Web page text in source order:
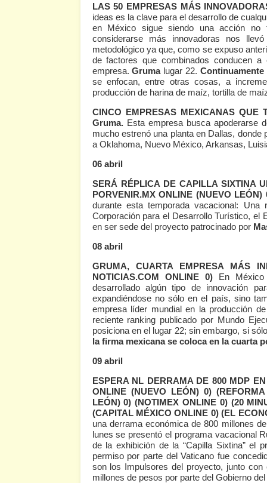
LAS 50 EMPRESAS MÁS
ideas es la clave para el desarrollo de
en México sigue siendo una acción no
considerarse más innovadoras nos
metodológico ya que, como se expuso
de factores que combinados conducen
empresa.Gruma lugar 22.
se enfocan, entre otras cosas, a
producción de harina de maíz, tortilla de
CINCO EMPRESAS MEXICANAS QUE
Gruma.Esta empresa busca apoderarse
mucho estrenó una planta en Dallas,
a Oklahoma, Nuevo México, Arkansas,
06 abril
SERÁ RÉPLICA DE CAPILLA SIXTINA
PORVENIR.MX ONLINE (NUEVO LEÓN)
durante esta temporada vacacional:
Corporación para el Desarrollo Turístico, el
en ser sede del proyecto patrocinado por
08 abril
GRUMA, CUARTA EMPRESA MÁS
NOTICIAS.COM ONLINE 0)En México
desarrollado algún tipo de innovación
expandiéndose no sólo en el país, sino
empresa líder mundial en la producción
reciente ranking publicado por Mundo
posiciona en el lugar 22; sin embargo, si
la firma mexicana se coloca en la cuarta
09 abril
ESPERA NL DERRAMA DE 800 MDP
ONLINE (NUEVO LEÓN) 0)
LEÓN) 0) (NOTIMEX ONLINE 0) (20
(CAPITAL MÉXICO ONLINE 0) (EL
una derrama económica de 800 millones
lunes se presentó el programa vacacional
de la exhibición de la “Capilla Sixtina” el
permiso por parte del Vaticano fue
son los Impulsores del proyecto, junto
millones de pesos por parte del Gobierno